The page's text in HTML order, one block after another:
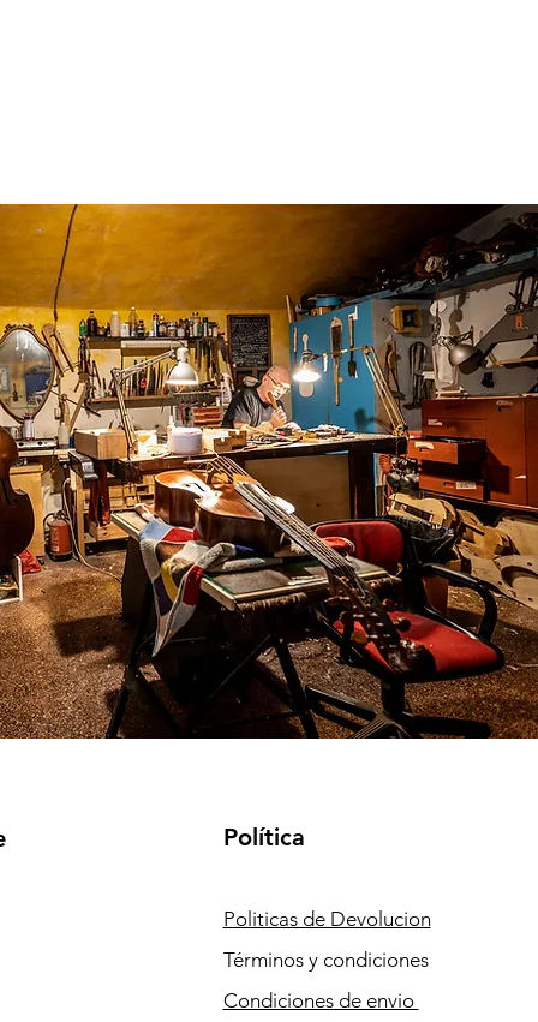
Política
Politicas de Devolucion
Términos y condiciones
Condicionesde envio